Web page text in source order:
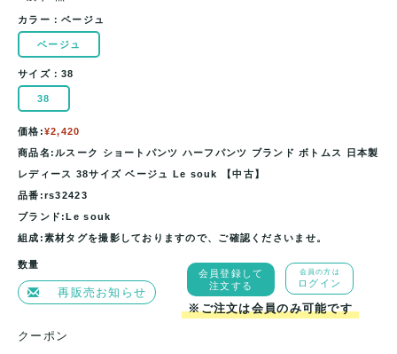
カラー：ベージュ
ベージュ
サイズ：38
38
価格:¥2,420
商品名:ルスーク ショートパンツ ハーフパンツ ブランド ボトムス 日本製
レディース 38サイズ ベージュ Le souk 【中古】
品番:rs32423
ブランド:Le souk
組成:素材タグを撮影しておりますので、ご確認くださいませ。
数量
再販売お知らせ
会員登録して
注文する
会員の方は
ログイン
※ご注文は会員のみ可能です
クーポン